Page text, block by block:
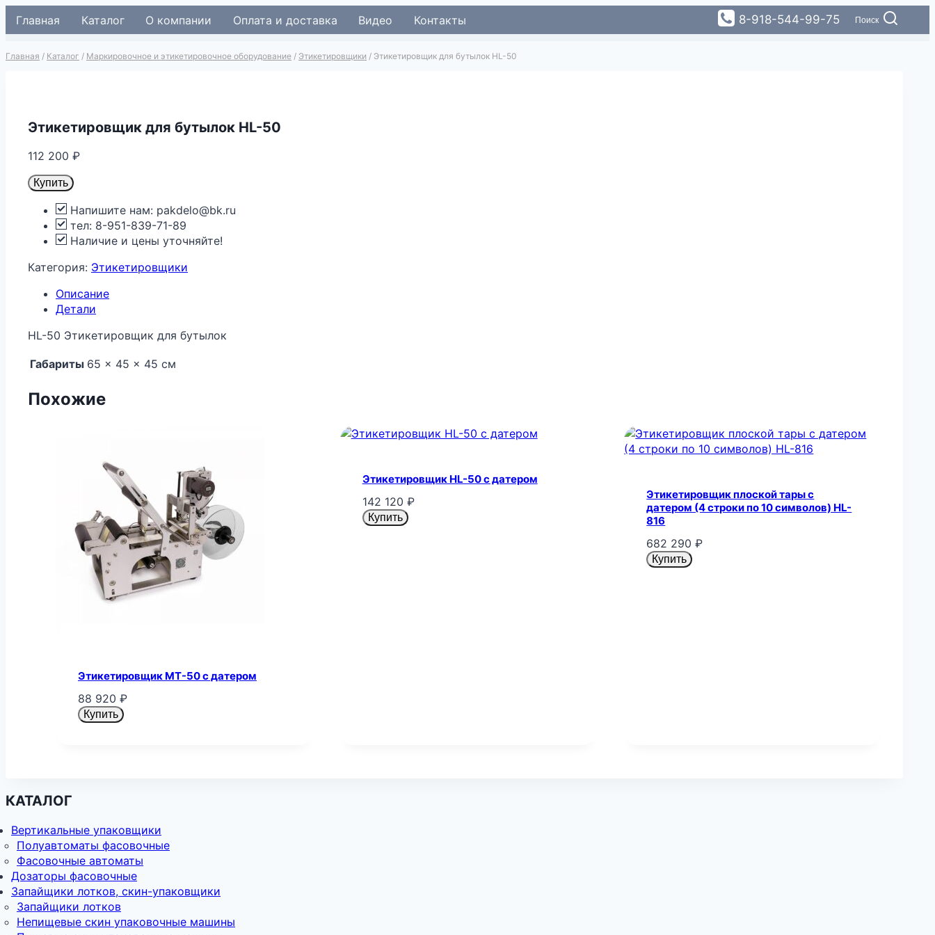
Перейти
Главная Каталог О компании Оплата и доставка Видео Контакты 8-918-544-99-75 Поиск
Главная / Каталог / Маркировочное и этикетировочное оборудование / Этикетировщики / Этикетировщик для бутылок HL-50
Этикетировщик для бутылок HL-50
112 200 ₽
Купить
Напишите нам: pakdelo@bk.ru
тел: 8-951-839-71-89
Наличие и цены уточняйте!
Категория: Этикетировщики
Описание
Детали
HL-50 Этикетировщик для бутылок
Габариты 65 × 45 × 45 см
Похожие
Этикетировщик MT-50 с датером
88 920 ₽
Купить
Этикетировщик HL-50 с датером
142 120 ₽
Купить
Этикетировщик плоской тары c
датером (4 строки по 10 символов) HL-
816
682 290₽
Купить
КАТАЛОГ
Вертикальные упаковщики
Полуавтоматы фасовочные
Фасовочные автоматы
Дозаторы фасовочные
Запайщики лотков, скин-упаковщики
Запайщики лотков
Непищевые скин упаковочные машины